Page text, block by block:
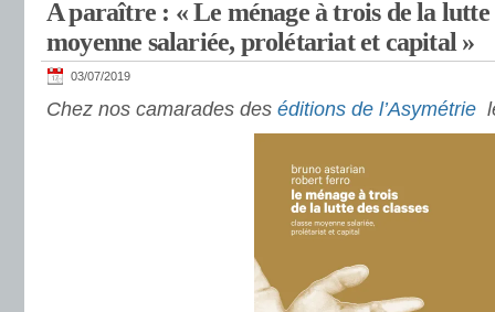
A paraître : « Le ménage à trois de la lutte
moyenne salariée, prolétariat et capital »
03/07/2019
Chez nos camarades des éditions de l’Asymétrie